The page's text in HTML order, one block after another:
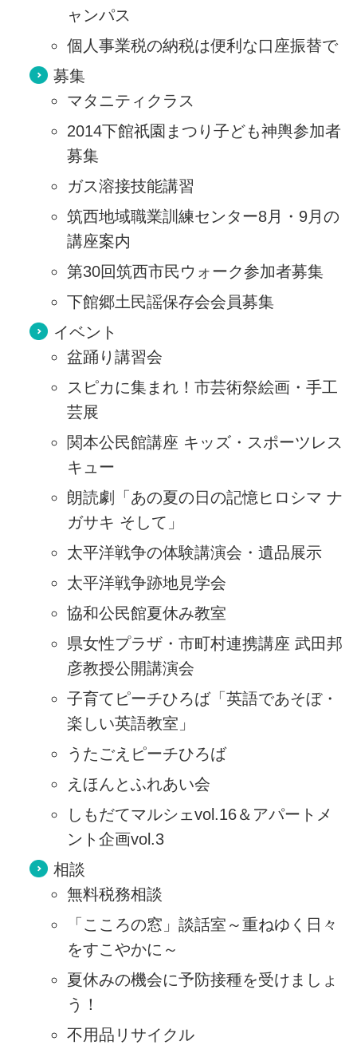
ャンパス
個人事業税の納税は便利な口座振替で
募集
マタニティクラス
2014下館祇園まつり子ども神輿参加者
募集
ガス溶接技能講習
筑西地域職業訓練センター8月・9月の
講座案内
第30回筑西市民ウォーク参加者募集
下館郷土民謡保存会会員募集
イベント
盆踊り講習会
スピカに集まれ！市芸術祭絵画・手工
芸展
関本公民館講座 キッズ・スポーツレス
キュー
朗読劇「あの夏の日の記憶ヒロシマ ナ
ガサキ そして」
太平洋戦争の体験講演会・遺品展示
太平洋戦争跡地見学会
協和公民館夏休み教室
県女性プラザ・市町村連携講座 武田邦
彦教授公開講演会
子育てピーチひろば「英語であそぼ・
楽しい英語教室」
うたごえピーチひろば
えほんとふれあい会
しもだてマルシェvol.16＆アパートメ
ント企画vol.3
相談
無料税務相談
「こころの窓」談話室～重ねゆく日々
をすこやかに～
夏休みの機会に予防接種を受けましょ
う！
不用品リサイクル